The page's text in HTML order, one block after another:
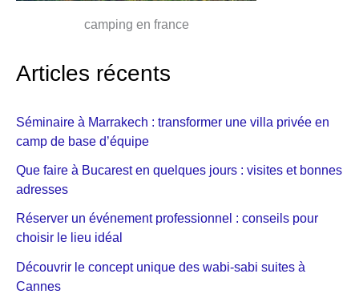
camping en france
Articles récents
Séminaire à Marrakech : transformer une villa privée en
camp de base d’équipe
Que faire à Bucarest en quelques jours : visites et bonnes
adresses
Réserver un événement professionnel : conseils pour
choisir le lieu idéal
Découvrir le concept unique des wabi-sabi suites à
Cannes